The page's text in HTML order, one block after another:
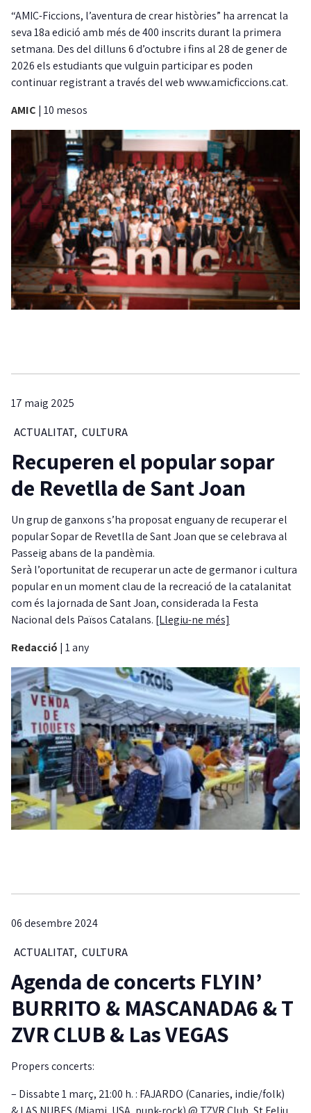
“AMIC-Ficcions, l’aventura de crear històries” ha arrencat la
seva 18a edició amb més de 400 inscrits durant la primera
setmana. Des del dilluns 6 d’octubre i fins al 28 de gener de
2026 els estudiants que vulguin participar es poden
continuar registrant a través del web www.amicficcions.cat.
AMIC | 10 mesos
17 maig 2025
ACTUALITAT, CULTURA
Recuperen el popular sopar
de Revetlla de Sant Joan
Un grup de ganxons s’ha proposat enguany de recuperar el
popular Sopar de Revetlla de Sant Joan que se celebrava al
Passeig abans de la pandèmia.
Serà l’oportunitat de recuperar un acte de germanor i cultura
popular en un moment clau de la recreació de la catalanitat
com és la jornada de Sant Joan, considerada la Festa
Nacional dels Països Catalans. [Llegiu-ne més]
Redacció | 1 any
06 desembre 2024
ACTUALITAT, CULTURA
Agenda de concerts FLYIN’
BURRITO & MASCANADA6 & T
ZVR CLUB & Las VEGAS
Propers concerts:
– Dissabte 1 març, 21:00 h. : FAJARDO (Canaries, indie/folk)